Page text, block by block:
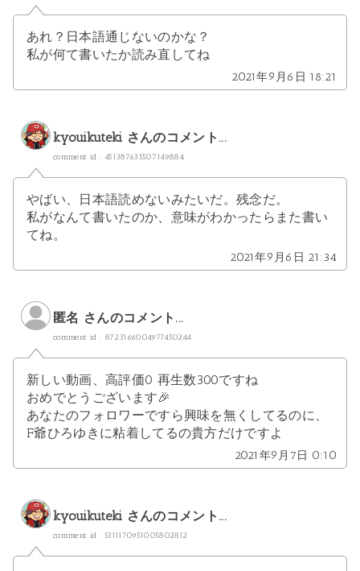
あれ？日本語通じないのかな？
私が何て書いたか読み直してね
2021年9月6日 18:21
kyouikuteki さんのコメント...
comment id : 451387635507149884
やばい、日本語読めないみたいだ。残念だ。
私がなんて書いたのか、意味がわかったらまた書い
てね。
2021年9月6日 21:34
匿名 さんのコメント...
comment id : 8723166004977450244
新しい動画、高評価0 再生数300ですね
おめでとうございます🎉
あなたのフォロワーですら興味を無くしてるのに、
F爺ひろゆきに粘着してるの貴方だけですよ
2021年9月7日 0:10
kyouikuteki さんのコメント...
comment id : 5311170951005802812